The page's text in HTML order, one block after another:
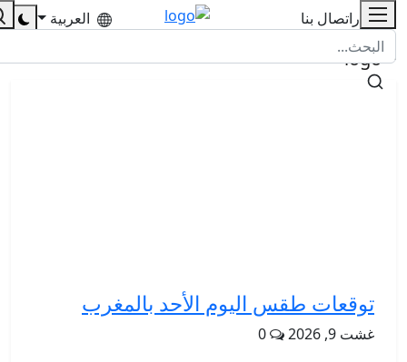
للإشهار اتصال بنا العربية
توقعات طقس اليوم الأحد بالمغرب
غشت 9, 2026 0